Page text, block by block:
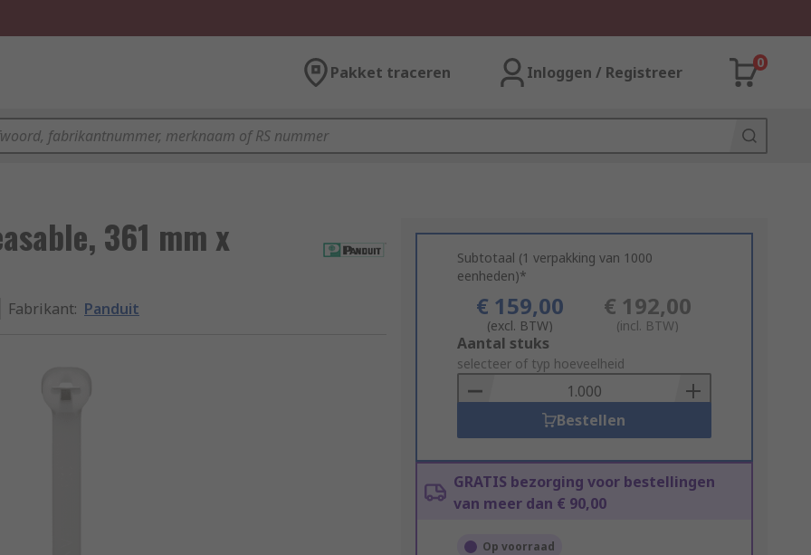
Pakket traceren Inloggen / Registreer
0
361 mm x
Fabrikant: Panduit
Subtotaal (1 verpakking van 1000
eenheden)*
€ 159,00
(excl. BTW)
€ 192,00
(incl. BTW)
Add
to
Basket
Aantal stuks
selecteer of typ hoeveelheid
Bestellen
GRATIS bezorging voor bestellingen
van meer dan € 90,00
Op voorraad